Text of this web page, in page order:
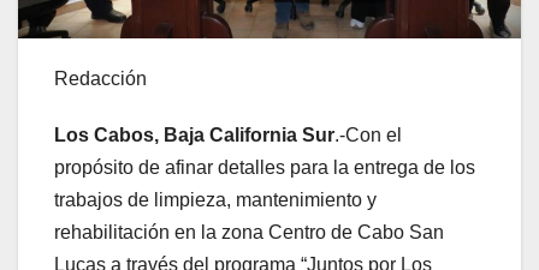
Redacción
Los Cabos, Baja California Sur.-Con el
propósito de afinar detalles para la entrega de los
trabajos de limpieza, mantenimiento y
rehabilitación en la zona Centro de Cabo San
Lucas a través del programa “Juntos por Los